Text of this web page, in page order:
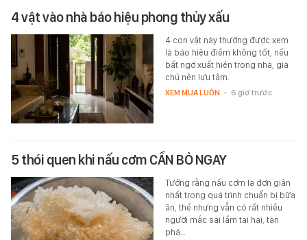
4 vật vào nhà báo hiệu phong thủy xấu
4 con vật này thường được xem
là báo hiệu điềm không tốt, nếu
bất ngờ xuất hiện trong nhà, gia
chủ nên lưu tâm.
XEM MUA LUÔN - 6 giờ trước
5 thói quen khi nấu cơm CẦN BỎ NGAY
Tưởng rằng nấu cơm là đơn giản
nhất trong quá trình chuẩn bị bữa
ăn, thế nhưng vẫn có rất nhiều
người mắc sai lầm tai hại, tàn
phá…